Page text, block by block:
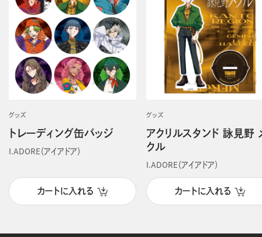
グッズ
トレーディング缶バッジ
I.ADORE（アイアドア）
カートに入れる
グッズ
アクリルスタンド 詠見野
クル
I.ADORE（アイアドア）
カートに入れる